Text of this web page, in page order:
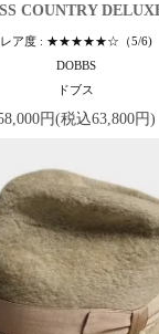
COUNTRY
レア度 : ★★★★★☆（5/6)
DOBBS
ドブス
円(税込63,800円)